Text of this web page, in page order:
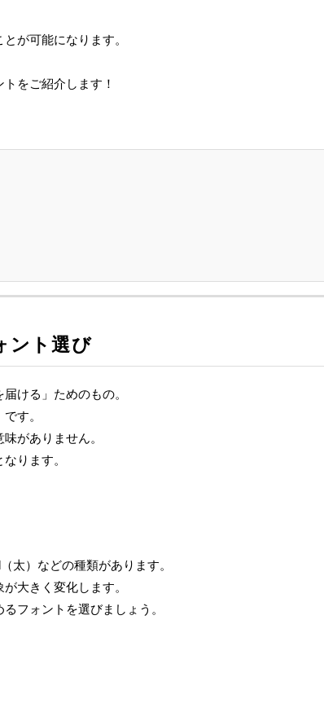
が可能になります。
をご紹介します！
ント選び
ける」ためのもの。
す。
がありません。
ります。
太）などの種類があります。
大きく変化します。
フォントを選びましょう。